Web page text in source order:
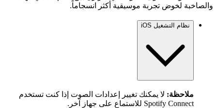
والصاخبة لخوض تجربة موسيقية أكثر انسجاماً.
نظام التشغيل iOS
ملاحظة: لا يمكنك تغيير إعدادات الصوت إذا كنت تستخدم
Spotify Connect للاستماع على جهاز آخر.